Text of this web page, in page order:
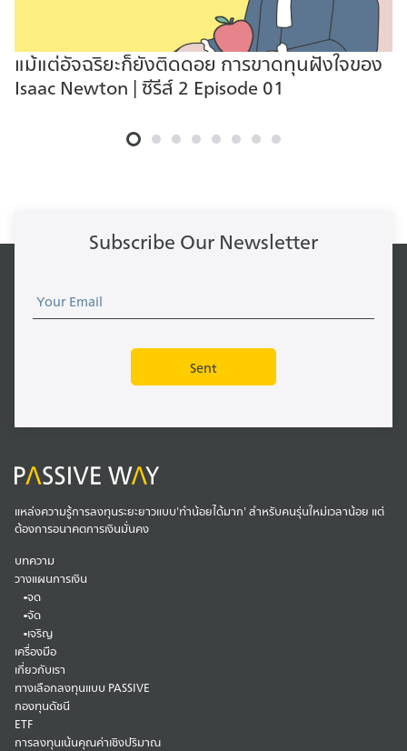
คุณด้วยการ ‘เจริญ’ วางแผนการออม
รวมถึงแบ่งเงินของคุณไปลงทุนใน
สินทรัพย์ที่คุณต้องการ เพิ่มความ
มั่งคั่งให้กับคุณในระยะยาว คว้าโอกาส
ควบคุมการเงินของคุณ ด้วยการ
ทางการเงินที่ดีและมั่งคั่งของคุณได้
แม้แต่อัจฉริยะก็ยังติดดอย การขาดทุนฝังใจของ
Isaac Newton | ซีรีส์ 2 Episode 01
Subscribe Our Newsletter
แหล่งความรู้การลงทุนระยะยาวแบบ'ทำน้อยได้มาก' สำหรับคนรุ่นใหม่เวลาน้อย แต่
ต้องการอนาคตการเงินมั่นคง
บทความ
วางแผนการเงิน
จด
จัด
เจริญ
เครื่องมือ
เกี่ยวกับเรา
ทางเลือกลงทุนแบบ PASSIVE
กองทุนดัชนี
ETF
การลงทุนเน้นคุณค่าเชิงปริมาณ